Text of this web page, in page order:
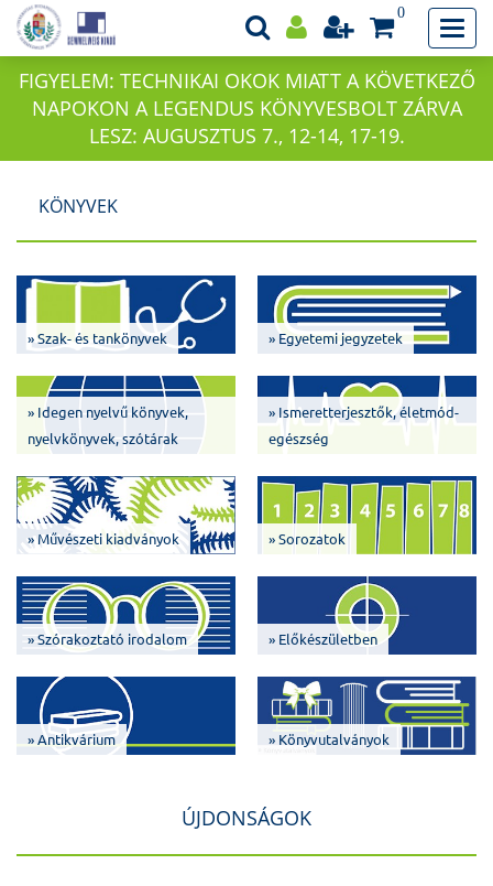
0
FIGYELEM: TECHNIKAI OKOK MIATT A KÖVETKEZŐ
NAPOKON A LEGENDUS KÖNYVESBOLT ZÁRVA
LESZ: AUGUSZTUS 7., 12-14, 17-19.
KÖNYVEK
» Szak- és tankönyvek » Egyetemi jegyzetek
» Idegen nyelvű könyvek,
nyelvkönyvek, szótárak
» Ismeretterjesztők, életmód-
egészség
» Művészeti kiadványok » Sorozatok
» Szórakoztató irodalom » Előkészületben
» Antikvárium » Könyvutalványok
ÚJDONSÁGOK